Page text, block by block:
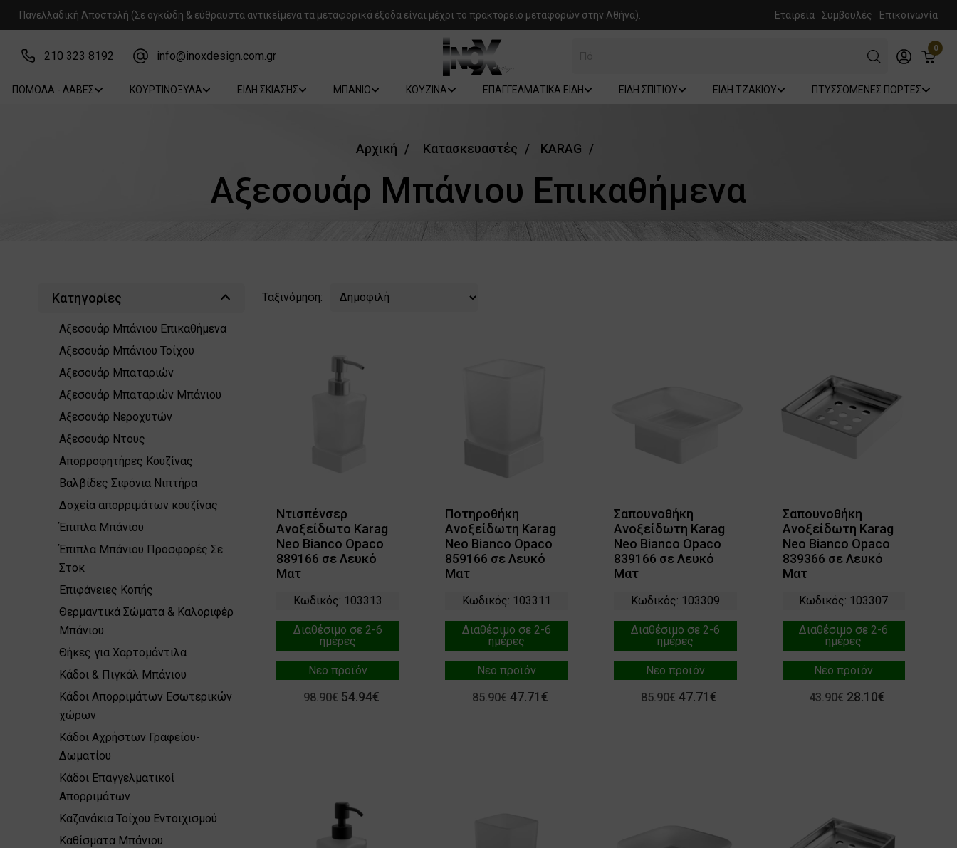
Πανελλαδική Αποστολή (Σε ογκώδη & εύθραυστα αντικείμενα τα μεταφορικά έξοδα είναι μέχρι το πρακτορείο μεταφορών στην Αθήνα). Εταιρεία Συμβουλές Επικοινωνία
210 323 8192 info@inoxdesign.com.gr
0
ΠΟΜΟΛΑ - ΛΑΒΕΣ ΚΟΥΡΤΙΝΟΞΥΛΑ ΕΙΔΗ ΣΚΙΑΣΗΣ ΜΠΑΝΙΟ ΚΟΥΖΙΝΑ ΕΠΑΓΓΕΛΜΑΤΙΚΑ ΕΙΔΗ ΕΙΔΗ ΣΠΙΤΙΟΥ ΕΙΔΗ ΤΖΑΚΙΟΥ ΠΤΥΣΣΟΜΕΝΕΣ ΠΟΡΤΕΣ
Αρχική Κατασκευαστές KARAG
Αξεσουάρ Μπάνιου Eπικαθήμενα
Κατηγορίες
Αξεσουάρ Μπάνιου Eπικαθήμενα
Αξεσουάρ Μπάνιου Τοίχου
Αξεσουάρ Μπαταριών
Αξεσουάρ Μπαταριών Μπάνιου
Αξεσουάρ Νεροχυτών
Αξεσουάρ Ντους
Απορροφητήρες Κουζίνας
Βαλβίδες Σιφόνια Νιπτήρα
Δοχεία απορριμάτων κουζίνας
Έπιπλα Μπάνιου
Έπιπλα Μπάνιου Προσφορές Σε
Στοκ
Επιφάνειες Κοπής
Θερμαντικά Σώματα & Καλοριφέρ
Μπάνιου
Θήκες για Χαρτομάντιλα
Κάδοι & Πιγκάλ Μπάνιου
Κάδοι Απορριμάτων Εσωτερικών
χώρων
Κάδοι Αχρήστων Γραφείου-
Δωματίου
Κάδοι Επαγγελματικοί
Απορριμάτων
Καζανάκια Τοίχου Εντοιχισμού
Καθίσματα Μπάνιου
Ταξινόμηση:
Ντισπένσερ
Ανοξείδωτο Karag
Neo Bianco Opaco
889166 σε Λευκό
Ματ
Κωδικός: 103313
Διαθέσιμο σε 2-6
ημέρες
Νεο προϊόν
98.90€ 54.94€
Ποτηροθήκη
Ανοξείδωτη Karag
Neo Bianco Opaco
859166 σε Λευκό
Ματ
Κωδικός: 103311
Διαθέσιμο σε 2-6
ημέρες
Νεο προϊόν
85.90€ 47.71€
Σαπουνοθήκη
Ανοξείδωτη Karag
Neo Bianco Opaco
839166 σε Λευκό
Ματ
Κωδικός: 103309
Διαθέσιμο σε 2-6
ημέρες
Νεο προϊόν
85.90€ 47.71€
Σαπουνοθήκη
Ανοξείδωτη Karag
Neo Bianco Opaco
839366 σε Λευκό
Ματ
Κωδικός: 103307
Διαθέσιμο σε 2-6
ημέρες
Νεο προϊόν
43.90€ 28.10€